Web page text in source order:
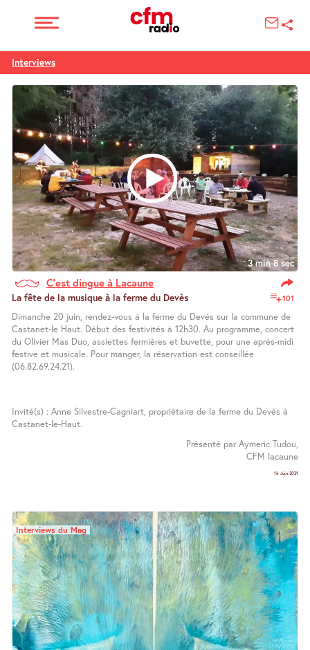
Interviews
3 min 8 sec
C’est dingue à Lacaune
101
La fête de la musique à la ferme du Devès
Dimanche 20 juin, rendez-vous à la ferme du Devès sur la commune de
Castanet-le Haut. Début des festivités à 12h30. Au programme, concert
du Olivier Mas Duo, assiettes fermières et buvette, pour une après-midi
festive et musicale. Pour manger, la réservation est conseillée
(06.82.69.24.21).
Invité(s) : Anne Silvestre-Cagniart, propriétaire de la ferme du Devès à
Castanet-le-Haut.
Présenté par Aymeric Tudou,
CFM lacaune
16 Juin 2021
Interviews du Mag